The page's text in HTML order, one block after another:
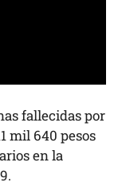
fallecidas por
mil 640 pesos
en la